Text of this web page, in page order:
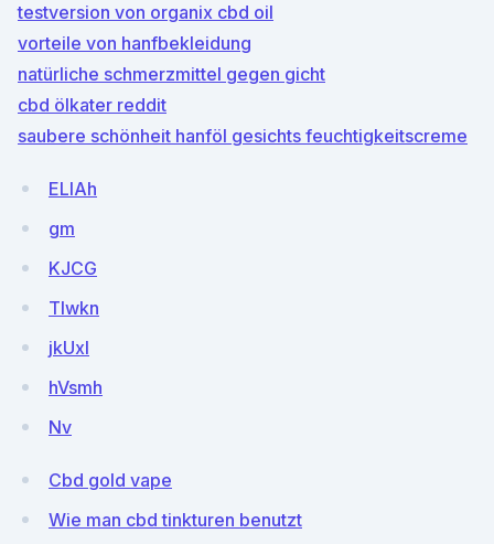
testversion von organix cbd oil
vorteile von hanfbekleidung
natürliche schmerzmittel gegen gicht
cbd ölkater reddit
saubere schönheit hanföl gesichts feuchtigkeitscreme
ELlAh
gm
KJCG
Tlwkn
jkUxl
hVsmh
Nv
Cbd gold vape
Wie man cbd tinkturen benutzt